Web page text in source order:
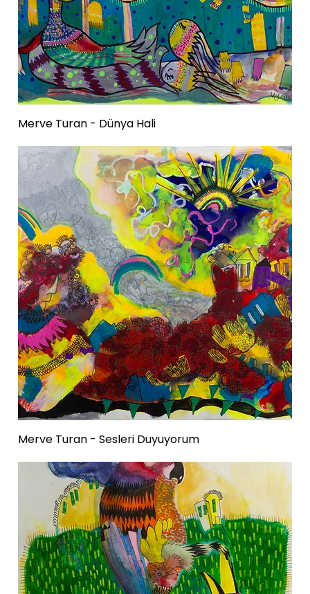
Merve Turan - Dünya Hali
Merve Turan - Sesleri Duyuyorum